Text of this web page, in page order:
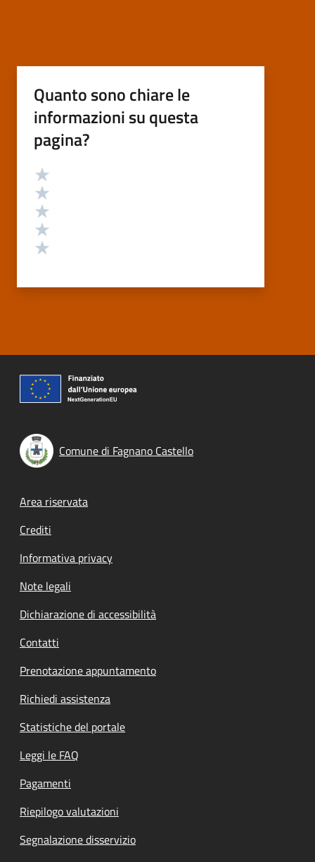
Quanto sono chiare le
informazioni su questa
pagina?
Valutazione
Comune di Fagnano Castello
Footer menu
Area riservata
Crediti
Informativa privacy
Note legali
Dichiarazione di accessibilità
Contatti
Prenotazione appuntamento
Richiedi assistenza
Statistiche del portale
Leggi le FAQ
Pagamenti
Riepilogo valutazioni
Segnalazione disservizio